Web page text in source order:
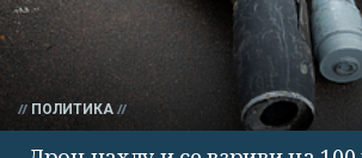
ПОЛИТИКА